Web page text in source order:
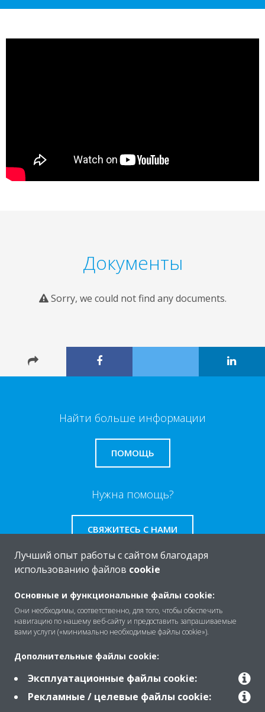
Документы
Sorry, we could not find any documents.
Найти больше информации
ПОМОЩЬ
Нужна помощь?
СВЯЖИТЕСЬ С НАМИ
O Daikin
Лучший опыт работы с сайтом благодаря
использованию файлов cookie
Основные и функциональные файлы cookie:
Они необходимы, соответственно, для того, чтобы обеспечить
навигацию по нашему веб-сайту и предоставить запрашиваемые
вами услуги («минимально необходимые файлы cookie»).
Дополнительные файлы cookie:
Эксплуатационные файлы cookie:
Рекламные / целевые файлы cookie: